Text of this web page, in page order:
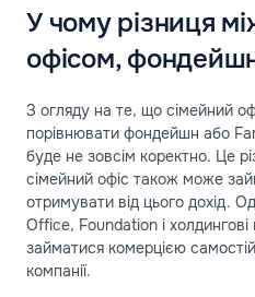
У чому різниця
офісом,
З огляду на те, що сімейний
порівнювати фондейшн або
буде не зовсім коректно. Це
сімейний офіс також може
отримувати від цього дохід.
Office, Foundation і
займатися комерцією
компанії.